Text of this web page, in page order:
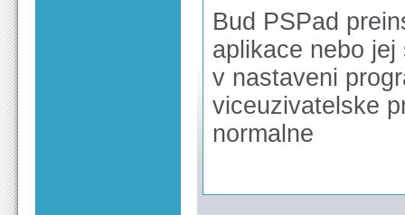
Bud PSPad
aplikace nebo
v nastaveni
viceuzivatelske
normalne